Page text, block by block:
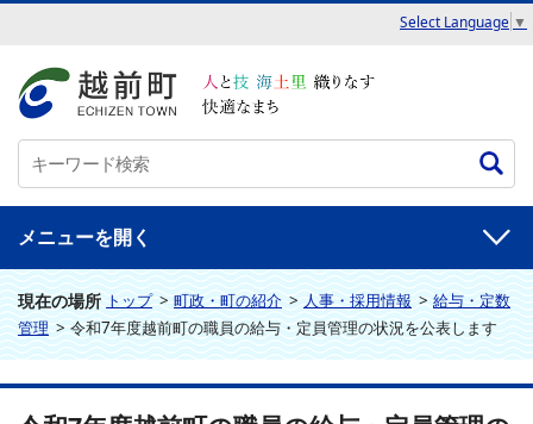
Select Language ▼
メニュー
現在の場所 トップ>町政・町の紹介>人事・採用情報>給与・定数
管理>令和7年度越前町の職員の給与・定員管理の状況を公表します